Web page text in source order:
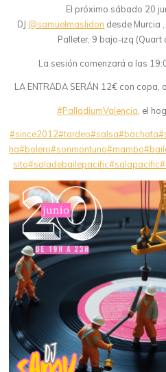
El próximo sábado 20
DJ @samuelmaslidon desde Murcia
Palleter, 9 bajo-izq (Quart
La sesión comenzará a las
LA ENTRADA SERÁN 12€ con
#PalladiumValencia , el
#since2012#tardeo#salsa#bachata
ha#bolero#sonmontuno#mambo
sito#saladebailepacific#salapacific